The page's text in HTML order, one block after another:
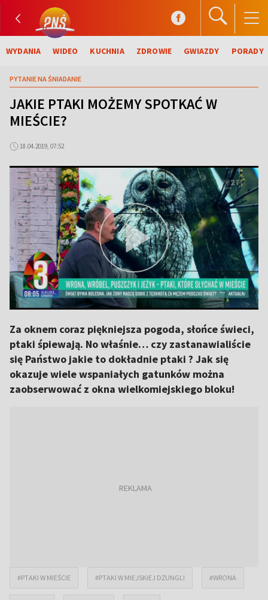
WYDANIA WIDEO KUCHNIA ZDROWIE GWIAZDY PORADY
PYTANIE NA ŚNIADANIE
JAKIE PTAKI MOŻEMY SPOTKAĆ W
MIEŚCIE?
18.04.2019, 07:52
Za oknem coraz piękniejsza pogoda, słońce świeci,
ptaki śpiewają. No właśnie… czy zastanawialiście
się Państwo jakie to dokładnie ptaki ? Jak się
okazuje wiele wspaniałych gatunków można
zaobserwować z okna wielkomiejskiego bloku!
#PTAKI W MIEŚCIE #PTAKI W MIEJSKIEJ DŻUNGLI #WRONA